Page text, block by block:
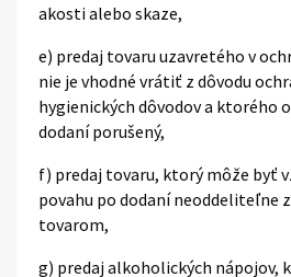
akosti alebo skaze,
e) predaj tovaru uzavretého v
nie je vhodné vrátiť z dôvodu
hygienických dôvodov a ktorého
dodaní porušený,
f) predaj tovaru, ktorý môže byť
povahu po dodaní neoddeliteľne
tovarom,
g) predaj alkoholických nápojov,